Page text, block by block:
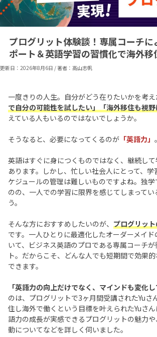
プログリット体験談！専属コーチに
ポート＆英語学習の習慣化で海外移
更新日： 2026年8月6日 /著者：高山志帆
一度きりの人生。自分がどう在りたいかを考え
で自分の可能性を試したい」「海外移住も視野
えている人もいるのではないでしょうか。
そうなると、必要になってくるのが 「英語力」 。
英語はすぐに身につくものではなく、継続し
あります。しかし、忙しい社会人にとって、学
ケジュールの管理は難しいものですよね。独
のの、一人での学習に限界を感じてしまって
う。
そんな方におすすめしたいのが、 プログリッ
です。一人ひとりに最適化したオーダーメイ
いて、ビジネス英語のプロである専属コーチ
ト。だからこそ、どんな人でも短期間で効果
できます。
「英語力の向上だけでなく、マインドも変化し
のは、プログリットで3ヶ月間受講されたYuさ
住し海外で働くという目標を叶えられたYuさ
語力の成長が実感できるプログリットの魅力
動についてなどを詳しく伺いました。